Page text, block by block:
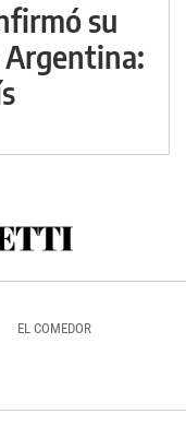
su
EL COMEDOR